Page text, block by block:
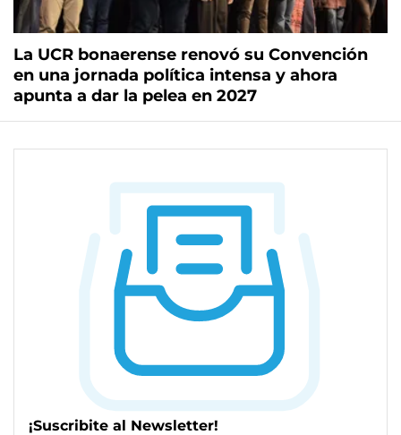
La UCR bonaerense renovó su Convención
en una jornada política intensa y ahora
apunta a dar la pelea en 2027
¡Suscribite al Newsletter!